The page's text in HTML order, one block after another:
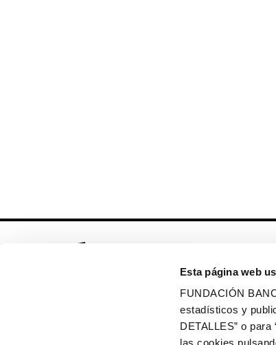
Esta página web
FUNDACIÓN
estadísticos y
DETALLES” o